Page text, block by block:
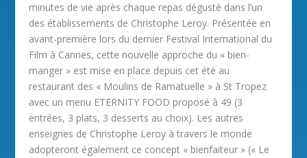
minutes de vie après chaque repas dégusté dans l’un
des établissements de Christophe Leroy. Présentée en
avant-première lors du dernier Festival International du
Film à Cannes, cette nouvelle approche du « bien-
manger » est mise en place depuis cet été au
restaurant des « Moulins de Ramatuelle » à St Tropez
avec un menu ETERNITY FOOD proposé à 49 (3
entrées, 3 plats, 3 desserts au choix). Les autres
enseignes de Christophe Leroy à travers le monde
adopteront également ce concept « bienfaiteur » (« Le